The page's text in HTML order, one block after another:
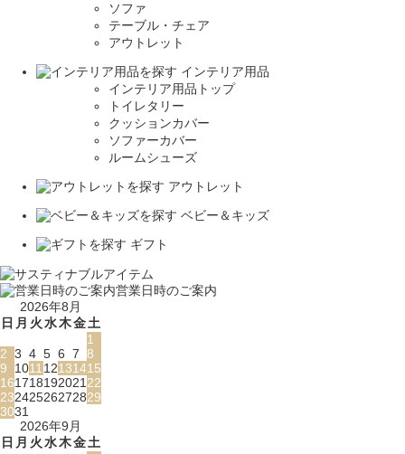
ソファ
テーブル・チェア
アウトレット
インテリア用品
インテリア用品トップ
トイレタリー
クッションカバー
ソファーカバー
ルームシューズ
アウトレット
ベビー＆キッズ
ギフト
営業日時のご案内
2026年8月
日 月 火水木金土
1
2 3 4 5 6 7 8
9
1011 12131415
161718192021 22
23242526272829
3031
2026年9月
日 月 火水木金土